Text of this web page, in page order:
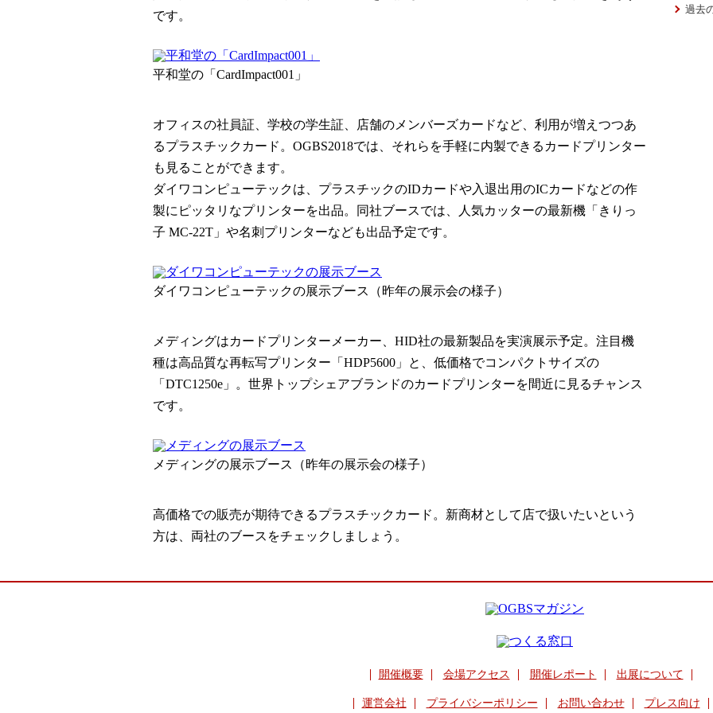
です。
平和堂の「CardImpact001」
オフィスの社員証、学校の学生証、店舗のメンバーズカードなど、利用が増えつつあ
るプラスチックカード。OGBS2018では、それらを手軽に内製できるカードプリンター
も見ることができます。
ダイワコンピューテックは、プラスチックのIDカードや入退出用のICカードなどの作
製にピッタリなプリンターを出品。同社ブースでは、人気カッターの最新機「きりっ
子 MC-22T」や名刺プリンターなども出品予定です。
ダイワコンピューテックの展示ブース（昨年の展示会の様子）
メディングはカードプリンターメーカー、HID社の最新製品を実演展示予定。注目機
種は高品質な再転写プリンター「HDP5600」と、低価格でコンパクトサイズの
「DTC1250e」。世界トップシェアブランドのカードプリンターを間近に見るチャンス
です。
メディングの展示ブース（昨年の展示会の様子）
高価格での販売が期待できるプラスチックカード。新商材として店で扱いたいという
方は、両社のブースをチェックしましょう。
過去
開催概要 会場アクセス 開催レポート 出展について
運営会社 プライバシーポリシー お問い合わせ プレス向け